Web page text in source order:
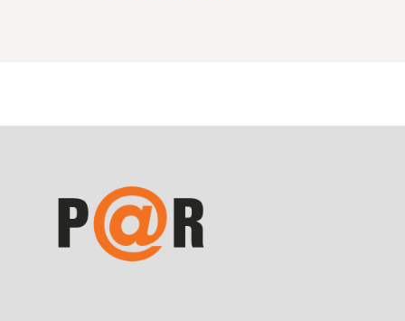
Graisses trans 0g
Sodium 160mg
Glucides totaux 7g
Fibres alimentaires 1g